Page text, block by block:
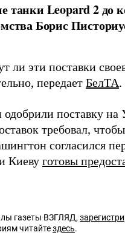
танки Leopard 2 до
Борис
ли эти поставки
передает БелТА.
поставку на
требовал,
согласился
Киеву готовы
газеты ВЗГЛЯД,
читайтездесь.